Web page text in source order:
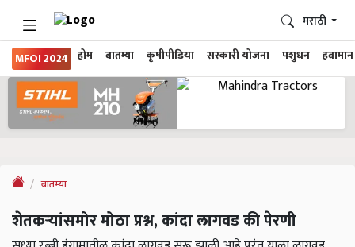
MFOI 2024 होम बातम्या कृषीपीडिया सरकारी योजना पशुधन हवामान
मराठी
बातम्या
शेतकऱ्यांसमोर मोठा प्रश्न, कांदा लागवड की पेरणी